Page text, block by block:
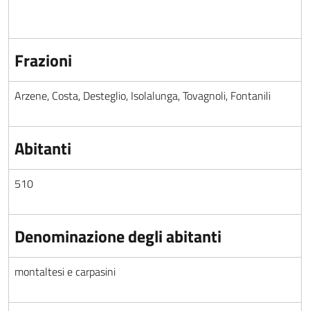
Frazioni
Arzene, Costa, Desteglio, Isolalunga, Tovagnoli, Fontanili
Abitanti
510
Denominazione degli abitanti
montaltesi e carpasini